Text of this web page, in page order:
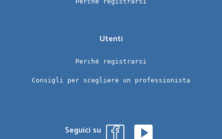
Utenti
Perché registrarsi
Consigli per scegliere un professionista
Seguici su